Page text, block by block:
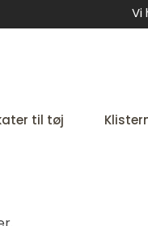
Vi
til tøj